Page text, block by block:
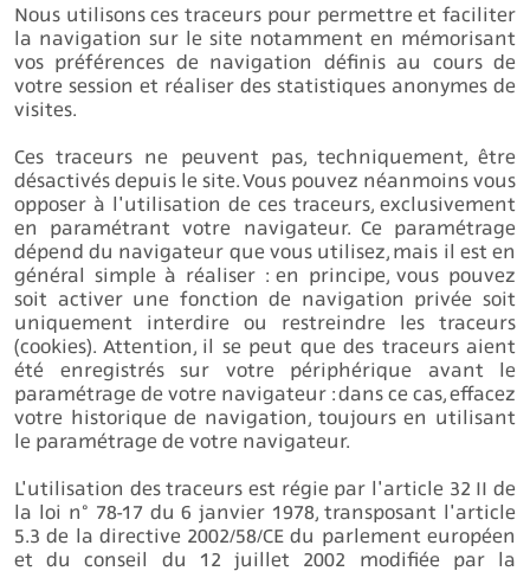
Nous utilisons ces traceurs pour permettre et faciliter
la navigation sur le site notamment en mémorisant
vos préférences de navigation définis au cours de
votre session et réaliser des statistiques anonymes de
visites.
Ces traceurs ne peuvent pas, techniquement, être
désactivés depuis le site. Vous pouvez néanmoins vous
opposer à l'utilisation de ces traceurs, exclusivement
en paramétrant votre navigateur. Ce paramétrage
dépend du navigateur que vous utilisez, mais il est en
général simple à réaliser : en principe, vous pouvez
soit activer une fonction de navigation privée soit
uniquement interdire ou restreindre les traceurs
(cookies). Attention, il se peut que des traceurs aient
été enregistrés sur votre périphérique avant le
paramétrage de votre navigateur : dans ce cas, effacez
votre historique de navigation, toujours en utilisant
le paramétrage de votre navigateur.
L'utilisation des traceurs est régie par l'article 32 II de
la loi n° 78-17 du 6 janvier 1978, transposant l'article
5.3 de la directive 2002/58/CE du parlement européen
et du conseil du 12 juillet 2002 modifiée par la